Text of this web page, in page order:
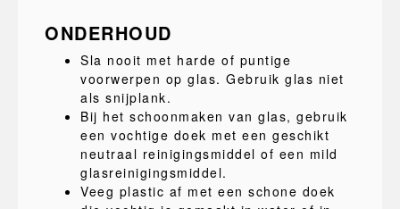
ONDERHOUD
Sla nooit met harde of puntige
voorwerpen op glas. Gebruik glas niet
als snijplank.
Bij het schoonmaken van glas, gebruik
een vochtige doek met een geschikt
neutraal reinigingsmiddel of een mild
glasreinigingsmiddel.
Veeg plastic af met een schone doek